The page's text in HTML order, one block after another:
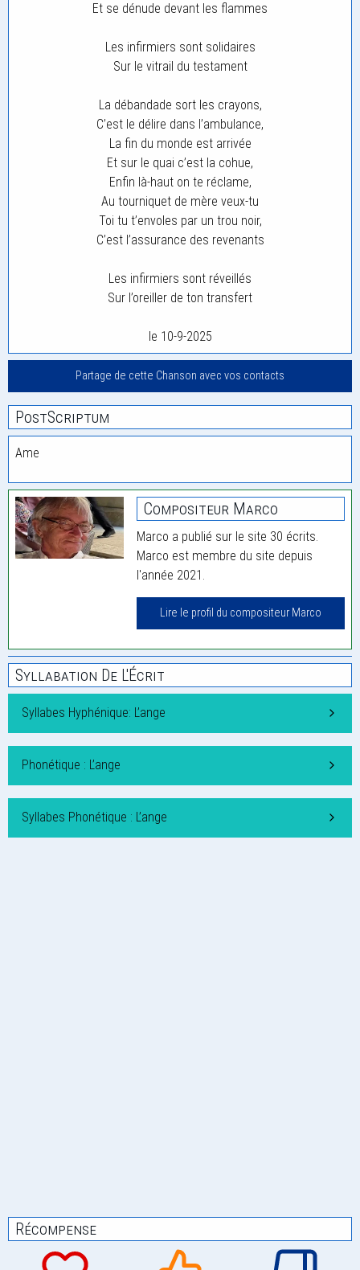
Et se dénude devant les flammes
Les infirmiers sont solidaires
Sur le vitrail du testament
La débandade sort les crayons,
C’est le délire dans l’ambulance,
La fin du monde est arrivée
Et sur le quai c’est la cohue,
Enfin là-haut on te réclame,
Au tourniquet de mère veux-tu
Toi tu t’envoles par un trou noir,
C’est l’assurance des revenants
Les infirmiers sont réveillés
Sur l’oreiller de ton transfert
le 10-9-2025
Partage de cette Chanson avec vos contacts
PostScriptum
Ame
Compositeur Marco
Marco a publié sur le site 30 écrits.
Marco est membre du site depuis
l'année 2021.
Lire le profil du compositeur Marco
Syllabation De L'Écrit
Syllabes Hyphénique: L’ange
Phonétique : L’ange
Syllabes Phonétique : L’ange
Récompense